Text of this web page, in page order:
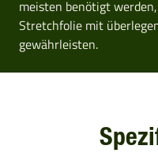
meisten benötigt
Stretchfolie mit
gewährleisten.